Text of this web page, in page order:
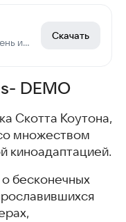
Теперь бесплатно и очень интересно!
Скачать
DEMO
Скотта Коутона,
множеством
киноадаптацией.
бесконечных